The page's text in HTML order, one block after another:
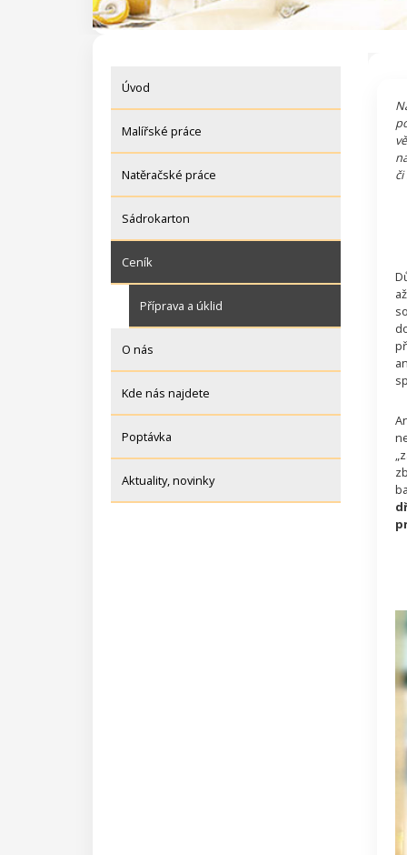
Úvod
Malířské práce
Natěračské práce
Sádrokarton
Ceník
Příprava a úklid
O nás
Kde nás najdete
Poptávka
Aktuality, novinky